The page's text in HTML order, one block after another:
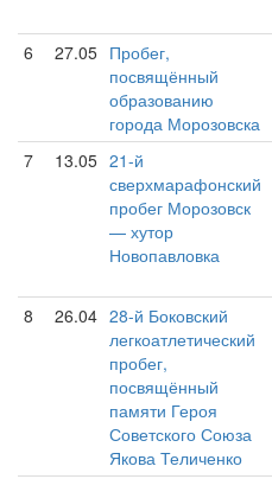
6 27.05 Пробег,
посвящённый
образованию
города Морозовска
7 13.05 21-й
сверхмарафонский
пробег Морозовск
— хутор
Новопавловка
8 26.04 28-й Боковский
легкоатлетический
пробег,
посвящённый
памяти Героя
Советского Союза
Якова Теличенко